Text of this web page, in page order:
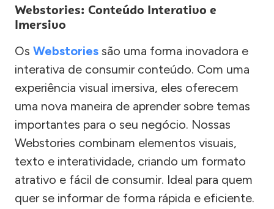
Webstories: Conteúdo Interativo e
Imersivo
Os Webstories são uma forma inovadora e
interativa de consumir conteúdo. Com uma
experiência visual imersiva, eles oferecem
uma nova maneira de aprender sobre temas
importantes para o seu negócio. Nossas
Webstories combinam elementos visuais,
texto e interatividade, criando um formato
atrativo e fácil de consumir. Ideal para quem
quer se informar de forma rápida e eficiente.